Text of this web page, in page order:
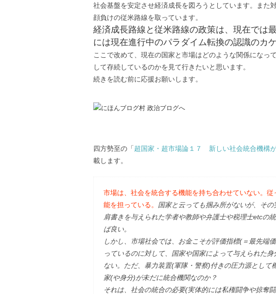
社会基盤を安定させ経済成長を図ろうとしています。また
顔負けの従米路線を取っています。
経済成長路線と従米路線の政策は、現在では
には現在進行中のパラダイム転換の認識のカ
ここで改めて、現在の国家と市場はどのような関係になっ
して存続しているのかを見て行きたいと思います。
続きを読む前に応援お願いします。
四方勢至の「超国家・超市場論１７ 新しい社会統合機構
載します。
市場は、社会を統合する機能を持ち合わせていない。
能を担っている。 国家と云っても掴み所がないが、そ
肩書きを与えられた学者や教師や弁護士や税理士etcの
ば良い。
しかし、市場社会では、お金こそが評価指標(＝最先端
っているのに対して、国家や国家によって与えられた
ない。ただ、暴力装置(軍隊・警察)付きの圧力源として
家(や身分)が未だに統合機関なのか？
それは、社会の統合の必要(実体的には私権闘争や掠奪